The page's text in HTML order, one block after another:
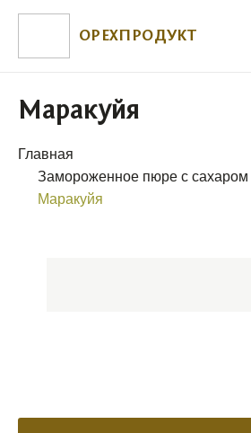
ОРЕХПРОДУКТ
Маракуйя
Главная
Замороженное пюре с сахаром
Маракуйя